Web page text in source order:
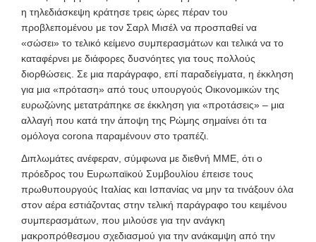
η τηλεδιάσκεψη κράτησε τρεις ώρες πέραν του
προβλεπομένου με τον Σαρλ Μισέλ να προσπαθεί να
«σώσει» το τελικό κείμενο συμπερασμάτων και τελικά να το
καταφέρνει με διάφορες δυσνόητες για τους πολλούς
διορθώσεις. Σε μια παράγραφο, επί παραδείγματα, η έκκληση
για μια «πρόταση» από τους υπουργούς Οικονομικών της
ευρωζώνης μετατράπηκε σε έκκληση για «προτάσεις» – μια
αλλαγή που κατά την άποψη της Ρώμης σημαίνει ότι τα
ομόλογα corona παραμένουν στο τραπέζι.
Διπλωμάτες ανέφεραν, σύμφωνα με διεθνή ΜΜΕ, ότι ο
πρόεδρος του Ευρωπαϊκού Συμβουλίου έπεισε τους
πρωθυπουργούς Ιταλίας και Ισπανίας να μην τα τινάξουν όλα
στον αέρα εστιάζοντας στην τελική παράγραφο του κειμένου
συμπερασμάτων, που μιλούσε για την ανάγκη
μακροπρόθεσμου σχεδιασμού για την ανάκαμψη από την